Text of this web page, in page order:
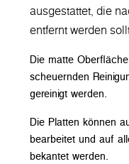
ausgestattet, die
entfernt werden
Die matte
scheuernden
gereinigt werden.
Die Platten können
bearbeitet und auf
bekantet werden.